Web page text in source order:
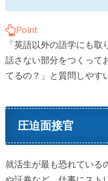
Point
「英語以外の語学にも
話さない部分をつくって
てるの？」と質問しやす
圧迫面接官
就活生が最も恐れている